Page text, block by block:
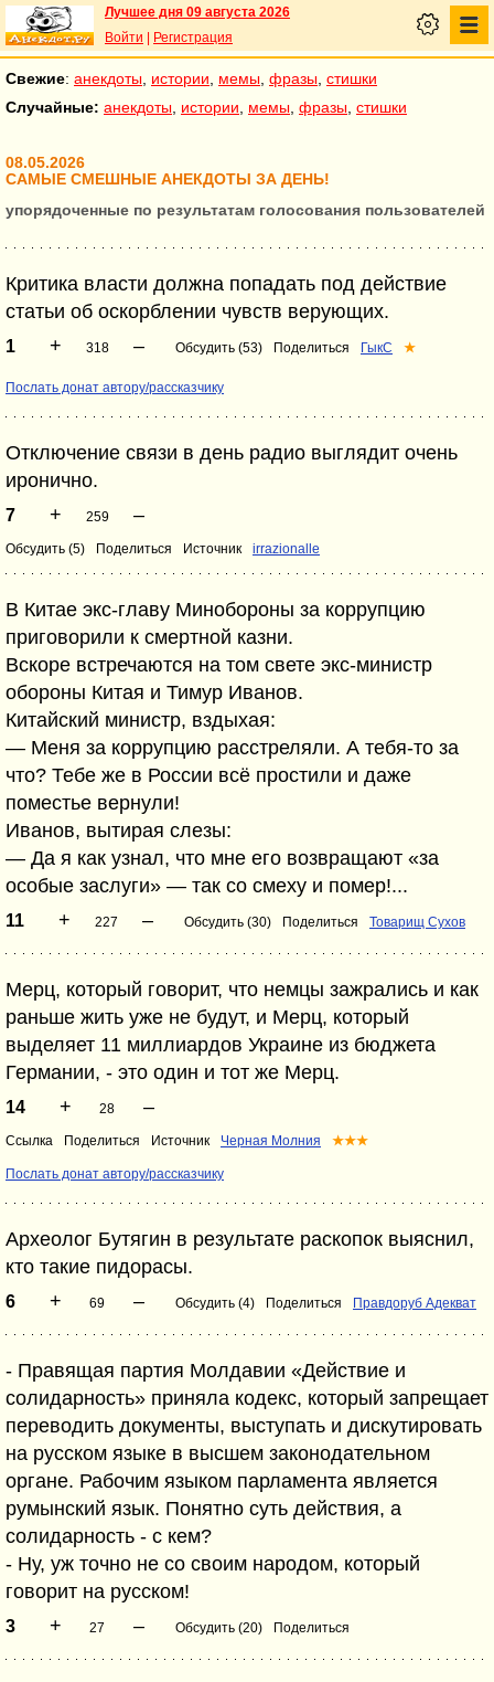
Лучшее дня 09 августа 2026
Войти
Регистрация
Свежие: анекдоты истории мемы фразы стишки
Случайные: анекдоты истории мемы фразы стишки
08.05.2026
САМЫЕ СМЕШНЫЕ АНЕКДОТЫ ЗА ДЕНЬ!
упорядоченные по результатам голосования пользователей
Критика власти должна попадать под действие
статьи об оскорблении чувств верующих.
1 + 318 – Обсудить (53) Поделиться ГыкС ★
Послать донат автору/рассказчику
Отключение связи в день радио выглядит очень
иронично.
7 + 259 –
Обсудить (5) Поделиться Источник irrazionalle
В Китае экс-главу Минобороны за коррупцию
приговорили к смертной казни.
Вскоре встречаются на том свете экс-министр
обороны Китая и Тимур Иванов.
Китайский министр, вздыхая:
— Меня за коррупцию расстреляли. А тебя-то за
что? Тебе же в России всё простили и даже
поместье вернули!
Иванов, вытирая слезы:
— Да я как узнал, что мне его возвращают «за
особые заслуги» — так со смеху и помер!...
11 + 227 – Обсудить (30) Поделиться Товарищ Сухов
Мерц, который говорит, что немцы зажрались и как
раньше жить уже не будут, и Мерц, который
выделяет 11 миллиардов Украине из бюджета
Германии, - это один и тот же Мерц.
14 + 28 –
Ссылка Поделиться Источник Черная Молния ★★★
Послать донат автору/рассказчику
Археолог Бутягин в результате раскопок выяснил,
кто такие пидорасы.
6 + 69 – Обсудить (4) Поделиться Правдоруб Адекват
- Правящая партия Молдавии «Действие и
солидарность» приняла кодекс, который запрещает
переводить документы, выступать и дискутировать
на русском языке в высшем законодательном
органе. Рабочим языком парламента является
румынский язык. Понятно суть действия, а
солидарность - с кем?
- Ну, уж точно не со своим народом, который
говорит на русском!
3 + 27 – Обсудить (20) Поделиться